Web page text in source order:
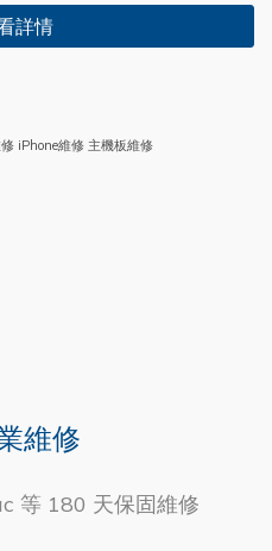
詳情
維修
等 180 天保固維修